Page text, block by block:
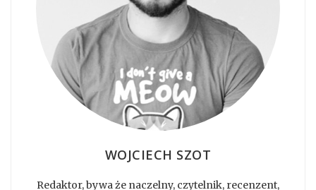
WOJCIECH SZOT
Redaktor, bywa że naczelny, czytelnik, recenzent,